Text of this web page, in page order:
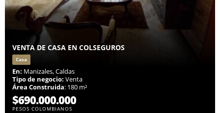
VENTA DE CASA EN COLSEGUROS
Casa
En: Manizales, Caldas
Tipo de negocio: Venta
Área Construida: 180 m²
$690.000.000
PESOS COLOMBIANOS